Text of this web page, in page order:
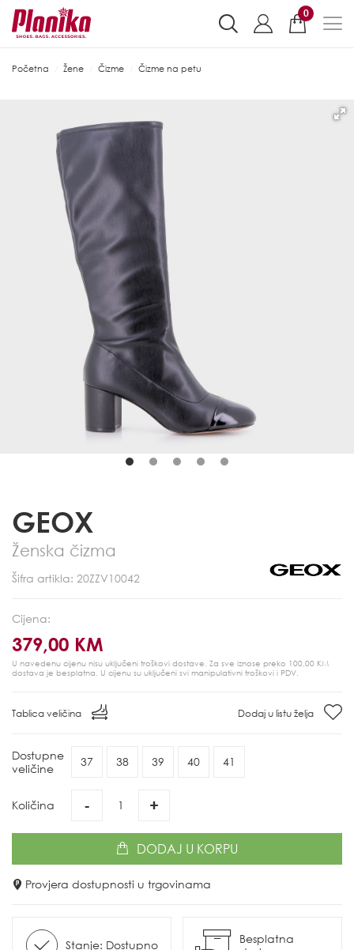
0
Početna Žene Čizme Čizme na petu
GEOX
Ženska čizma
Šifra artikla: 20ZZV10042
Cijena:
379,00 KM
U navedenu cijenu nisu uključeni troškovi dostave. Za sve iznose preko 100,00 KM
dostava je besplatna. U cijenu su uključeni svi manipulativni troškovi i PDV.
Tablica veličina Dodaj u listu želja
Dostupne
veličine
37 38 39 40 41
Količina - +
DODAJ U KORPU
Provjera dostupnosti u trgovinama
Stanje: Dostupno
Besplatna